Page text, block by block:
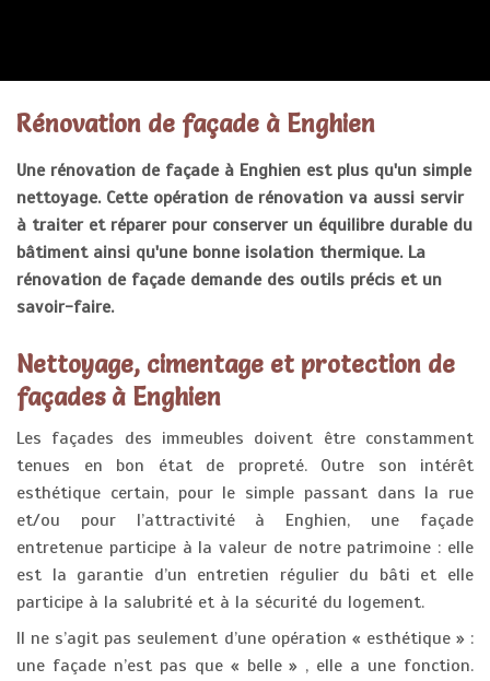
Rénovation de façade à Enghien
Une rénovation de façade à Enghien est plus qu'un simple
nettoyage. Cette opération de rénovation va aussi servir
à traiter et réparer pour conserver un équilibre durable du
bâtiment ainsi qu'une bonne isolation thermique. La
rénovation de façade demande des outils précis et un
savoir-faire.
Nettoyage, cimentage et protection de
façades à Enghien
Les façades des immeubles doivent être constamment
tenues en bon état de propreté. Outre son intérêt
esthétique certain, pour le simple passant dans la rue
et/ou pour l’attractivité à Enghien, une façade
entretenue participe à la valeur de notre patrimoine : elle
est la garantie d’un entretien régulier du bâti et elle
participe à la salubrité et à la sécurité du logement.
Il ne s’agit pas seulement d’une opération « esthétique » :
une façade n’est pas que « belle » , elle a une fonction.